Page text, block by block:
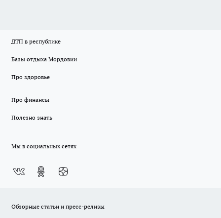
ДТП в республике
Базы отдыха Мордовии
Про здоровье
Про финансы
Полезно знать
Мы в социальных сетях
Обзорные статьи и пресс-релизы